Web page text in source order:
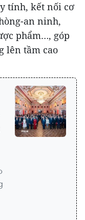
tính, kết nối cơ
an ninh,
phẩm…, góp
lên tầm cao